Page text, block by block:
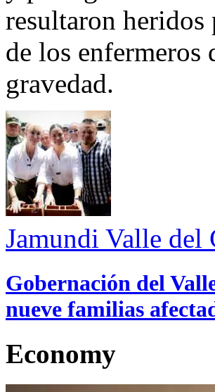
resultaron heridos
de los enfermeros
gravedad.
Jamundi Valle del
Gobernación del
nueve familias
Economy